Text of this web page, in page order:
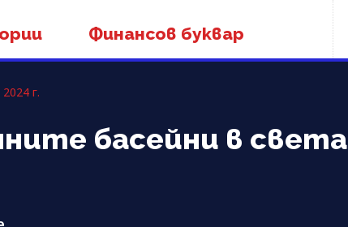
Финансов буквар
г.
басейни в света